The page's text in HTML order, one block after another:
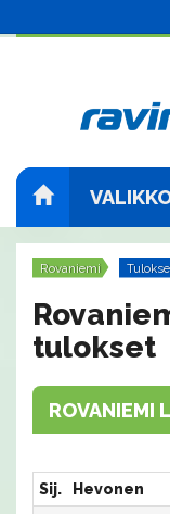
Rovaniemi
tulokset
ROVANIEMI
Sij. Hevonen